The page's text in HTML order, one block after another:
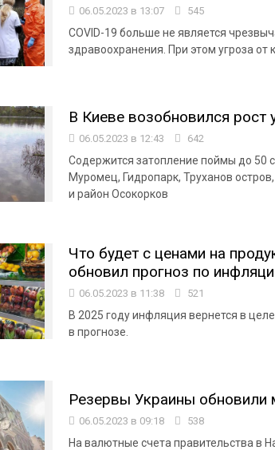
06.05.2023 в 13:07 545
COVID-19 больше не является
здравоохранения. При этом угроза от
В Киеве возобновился рост
06.05.2023 в 12:43 642
Содержится затопление поймы до 50
Муромец, Гидропарк, Труханов
и район Осокорков
Что будет с ценами на
обновил прогноз по
06.05.2023 в 11:38 521
В 2025 году инфляция вернется в
в прогнозе.
Резервы Украины обновили
06.05.2023 в 09:18 538
На валютные счета правительства в